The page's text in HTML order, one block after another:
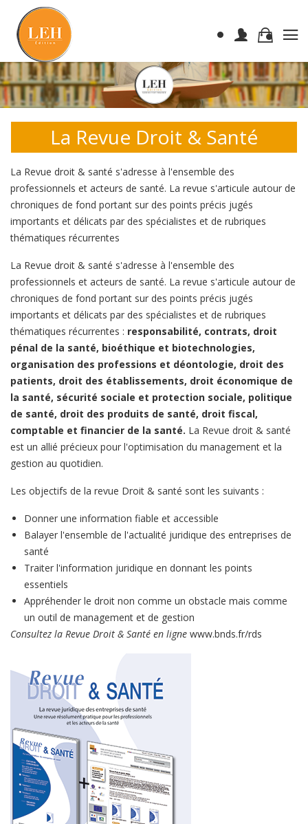
La Revue Droit & Santé
La Revue droit & santé s'adresse à l'ensemble des
professionnels et acteurs de santé. La revue s'articule autour de
chroniques de fond portant sur des points précis jugés
importants et délicats par des spécialistes et de rubriques
thématiques récurrentes
La Revue droit & santé s'adresse à l'ensemble des
professionnels et acteurs de santé. La revue s'articule autour de
chroniques de fond portant sur des points précis jugés
importants et délicats par des spécialistes et de rubriques
thématiques récurrentes : responsabilité, contrats, droit
pénal de la santé, bioéthique et biotechnologies,
organisation des professions et déontologie, droit des
patients, droit des établissements, droit économique de
la santé, sécurité sociale et protection sociale, politique
de santé, droit des produits de santé, droit fiscal,
comptable et financier de la santé. La Revue droit & santé
est un allié précieux pour l'optimisation du management et la
gestion au quotidien.
Les objectifs de la revue Droit & santé sont les suivants :
Donner une information fiable et accessible
Balayer l'ensemble de l'actualité juridique des entreprises de
santé
Traiter l'information juridique en donnant les points
essentiels
Appréhender le droit non comme un obstacle mais comme
un outil de management et de gestion
Consultez la Revue Droit & Santé en ligne www.bnds.fr/rds